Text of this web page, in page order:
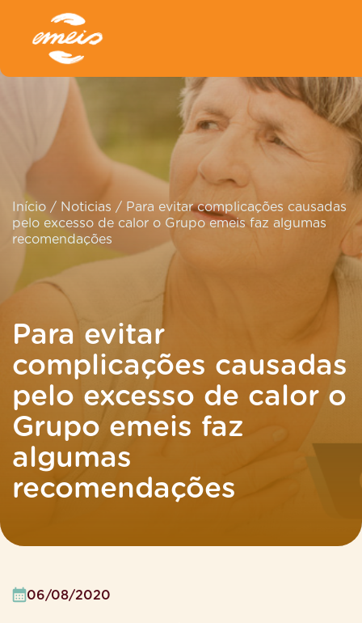
Início / Noticias / Para evitar complicações causadas
pelo excesso de calor o Grupo emeis faz algumas
recomendações
Para evitar
complicações causadas
pelo excesso de calor o
Grupo emeis faz
algumas
recomendações
06/08/2020